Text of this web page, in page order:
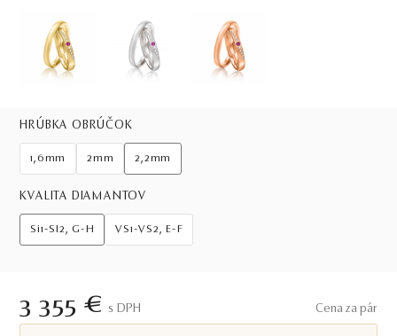
HRÚBKA OBRÚČOK
1,6mm 2mm 2,2mm
KVALITA DIAMANTOV
Si1-SI2, G-H VS1-VS2, E-F
3 355 € S DPH Cena za pár